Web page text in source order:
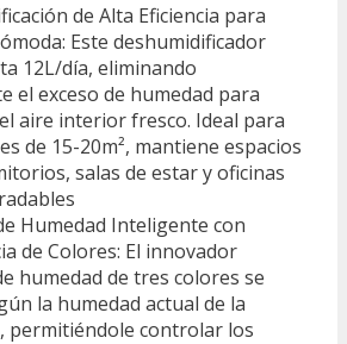
de Alta Eficiencia para
Este deshumidificador
12L/día, eliminando
el exceso de humedad para
aire interior fresco. Ideal para
de 15-20m², mantiene espacios
salas de estar y oficinas
Humedad Inteligente con
de Colores: El innovador
humedad de tres colores se
la humedad actual de la
permitiéndole controlar los